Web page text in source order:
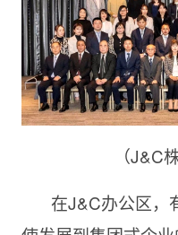
（J&C
在J&C办公区，